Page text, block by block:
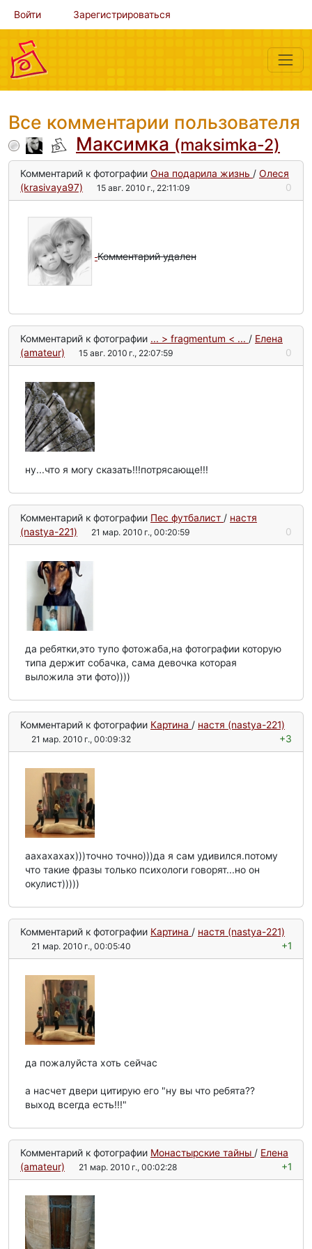
Войти Зарегистрироваться
Все комментарии пользователя
Максимка (maksimka-2)
Комментарий к фотографии Она подарила жизнь / Олеся
(krasivaya97)
15 авг. 2010 г., 22:11:09 0
Комментарий удален
Комментарий к фотографии ... > fragmentum < ... / Елена
(amateur)
15 авг. 2010 г., 22:07:59 0
ну...что я могу сказать!!!потрясающе!!!
Комментарий к фотографии Пес футбалист / настя
(nastya-221)
21 мар. 2010 г., 00:20:59 0
да ребятки,это тупо фотожаба,на фотографии которую
типа держит собачка, сама девочка которая
выложила эти фото))))
Комментарий к фотографии Картина / настя (nastya-221)
21 мар. 2010 г., 00:09:32 +3
аахахахах)))точно точно)))да я сам удивился.потому
что такие фразы только психологи говорят...но он
окулист)))))
Комментарий к фотографии Картина / настя (nastya-221)
21 мар. 2010 г., 00:05:40 +1
да пожалуйста хоть сейчас
а насчет двери цитирую его "ну вы что ребята??
выход всегда есть!!!"
Комментарий к фотографии Монастырские тайны / Елена
(amateur)
21 мар. 2010 г., 00:02:28 +1